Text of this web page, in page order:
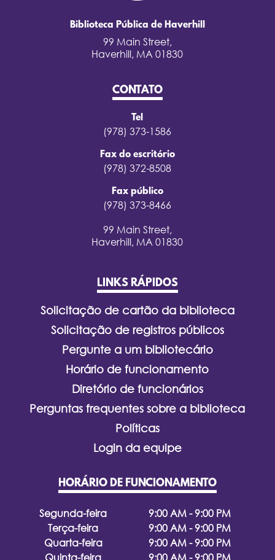
Biblioteca Pública de Haverhill
99 Main Street,
Haverhill, MA 01830
CONTATO
Tel
(978) 373-1586
Fax do escritório
(978) 372-8508
Fax público
(978) 373-8466
99 Main Street,
Haverhill, MA 01830
LINKS RÁPIDOS
Solicitação de cartão da biblioteca
Solicitação de registros públicos
Pergunte a um bibliotecário
Horário de funcionamento
Diretório de funcionários
Perguntas frequentes sobre a biblioteca
Políticas
Login da equipe
HORÁRIO DE FUNCIONAMENTO
Segunda-feira
9:00 AM - 9:00 PM
Terça-feira
9:00 AM - 9:00 PM
Quarta-feira
9:00 AM - 9:00 PM